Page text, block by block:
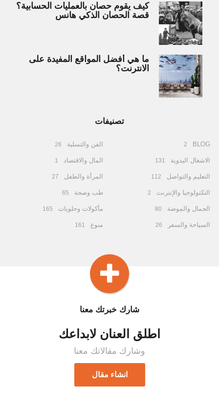
كيف يقوم حصان بالعمليات الحسابية؟
قصة الحصان الذكي هانس
ما هي أفضل المواقع المفيدة على
الانترنت؟
تصنيفات
BLOG
2
الاشغال اليدوية 131
التعليم والتواصل 112
التكنولوجيا والإنترنت 2
الجمال والموضة 80
السياحة والسفر 26
الفن والتسلية 26
المال والاقتصاد 1
المرأة والطفل 27
طب وصحة 65
مأكولات وحلويات 165
منوع 161
شارك خبرتك معنا
اطلق العنان لابداعك
وشارك مقالاتك معنا
انشاء مقال